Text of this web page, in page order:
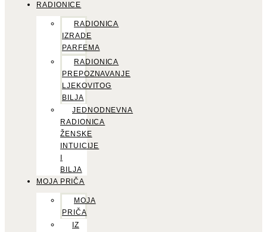
RADIONICE
RADIONICA
IZRADE
PARFEMA
RADIONICA
PREPOZNAVANJE
LJEKOVITOG
BILJA
JEDNODNEVNA
RADIONICA
ŽENSKE
INTUICIJE
BILJA
MOJA PRIČA
MOJA
PRIČA
IZ